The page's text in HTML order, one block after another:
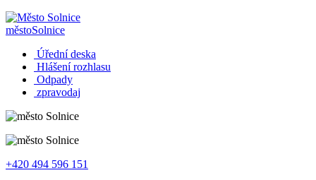
městoSolnice
Úřední deska
Hlášení rozhlasu
Odpady
zpravodaj
+420 494 596 151